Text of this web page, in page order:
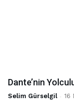
Dante’nin
Selim Gürselgil - 16